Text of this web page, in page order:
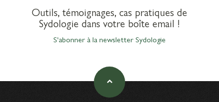
Outils, témoignages, cas pratiques de
Sydologie dans votre boîte email !
S'abonner à la newsletter Sydologie